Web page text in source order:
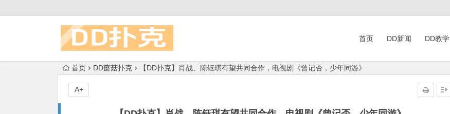
首页 DD新闻 DD教学
首页 DD蘑菇扑克 【DD扑克】肖战、陈钰琪有望共同合作，电视剧《曾记否，少年同游》
A+